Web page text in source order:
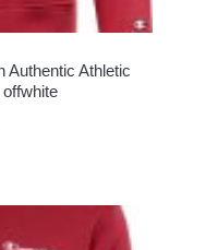
Authentic Athletic